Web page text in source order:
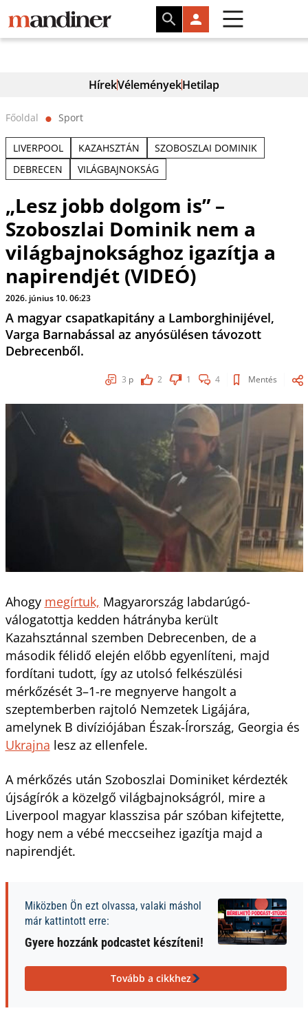
HírekVéleményekHetilap
Főoldal ⬤ Sport
LIVERPOOL KAZAHSZTÁN
SZOBOSZLAI DOMINIK
DEBRECEN
VILÁGBAJNOKSÁG
„Lesz jobb dolgom is” –
Szoboszlai Dominik nem a
világbajnoksághoz igazítja a
napirendjét (VIDEÓ)
2026. június 10. 06:23
A magyar csapatkapitány a Lamborghinijével,
Varga Barnabással az anyósülésen távozott
Debrecenből.
3 p 2 1 4 Mentés
Ahogy megírtuk, Magyarország labdarúgó-
válogatottja kedden hátrányba került
Kazahsztánnal szemben Debrecenben, de a
második félidő elején előbb egyenlíteni, majd
fordítani tudott, így az utolsó felkészülési
mérkőzését 3–1-re megnyerve hangolt a
szeptemberben rajtoló Nemzetek Ligájára,
amelynek B divíziójában Észak-Írország, Georgia és
Ukrajna lesz az ellenfele.
A mérkőzés után Szoboszlai Dominiket kérdezték
újságírók a közelgő világbajnokságról, mire a
Liverpool magyar klasszisa pár szóban kifejtette,
hogy nem a vébé meccseihez igazítja majd a
napirendjét.
Miközben Ön ezt olvassa, valaki máshol
már kattintott erre:
Gyere hozzánk podcastet készíteni!
Tovább a cikkhez